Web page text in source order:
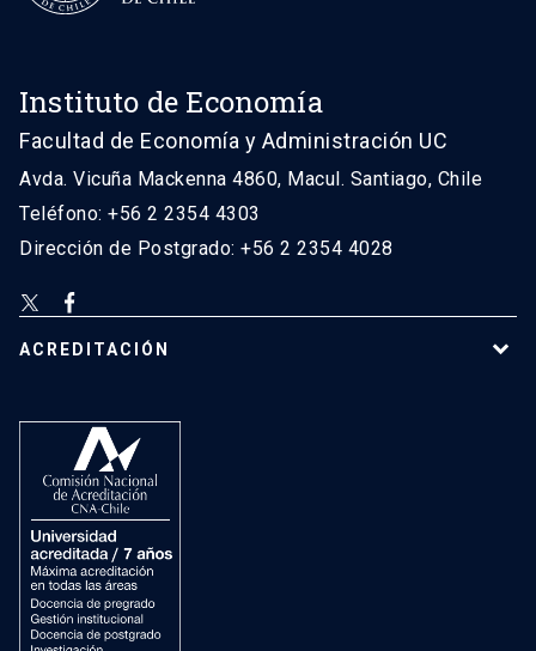
Instituto de Economía
Facultad de Economía y Administración UC
Avda. Vicuña Mackenna 4860, Macul. Santiago, Chile
Teléfono: +56 2 2354 4303
Dirección de Postgrado: +56 2 2354 4028
ACREDITACIÓN